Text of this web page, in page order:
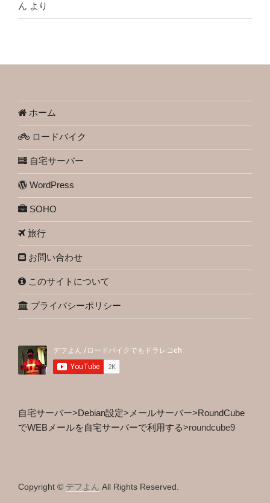
ん より
ホーム
ロードバイク
自宅サーバー
WordPress
SOHO
旅行
お問い合わせ
このサイトについて
プライバシーポリシー
自宅サーバー>Debian設定> メールサーバー>RoundCube
でWEBメールを自宅サーバーで利用する>roundcube9
Copyright © デフよん All Rights Reserved.